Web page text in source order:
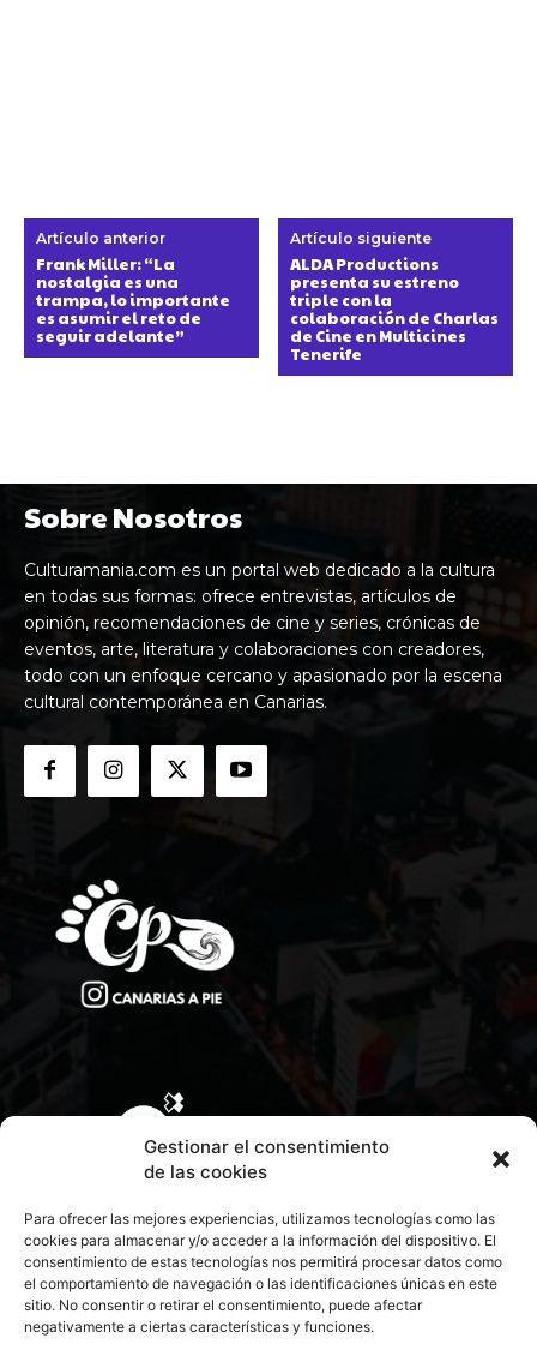
Gestionar el consentimiento
de las cookies
Para ofrecer las mejores experiencias, utilizamos tecnologías como las
cookies para almacenar y/o acceder a la información del dispositivo. El
consentimiento de estas tecnologías nos permitirá procesar datos como
el comportamiento de navegación o las identificaciones únicas en este
sitio. No consentir o retirar el consentimiento, puede afectar
negativamente a ciertas características y funciones.
Artículo anterior
Frank Miller: “La
nostalgia es una
trampa, lo importante
es asumir el reto de
seguir adelante”
Artículo siguiente
ALDA Productions
presenta su estreno
triple con la
colaboración de Charlas
de Cine en Multicines
Tenerife
Sobre Nosotros
Culturamania.com es un portal web dedicado a la cultura
en todas sus formas: ofrece entrevistas, artículos de
opinión, recomendaciones de cine y series, crónicas de
eventos, arte, literatura y colaboraciones con creadores,
todo con un enfoque cercano y apasionado por la escena
cultural contemporánea en Canarias.
CONTACTA CON NOSOTROS